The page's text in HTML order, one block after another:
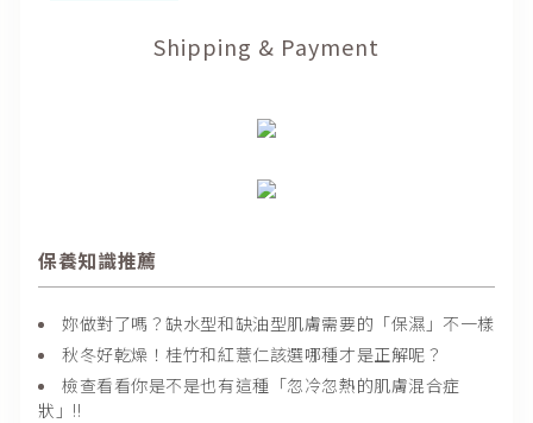
Shipping & Payment
保養知識推薦
妳做對了嗎？缺水型和缺油型肌膚需要的「保濕」不一樣
秋冬好乾燥！桂竹和紅薏仁該選哪種才是正解呢？
檢查看看你是不是也有這種「忽冷忽熱的肌膚混合症
狀」!!